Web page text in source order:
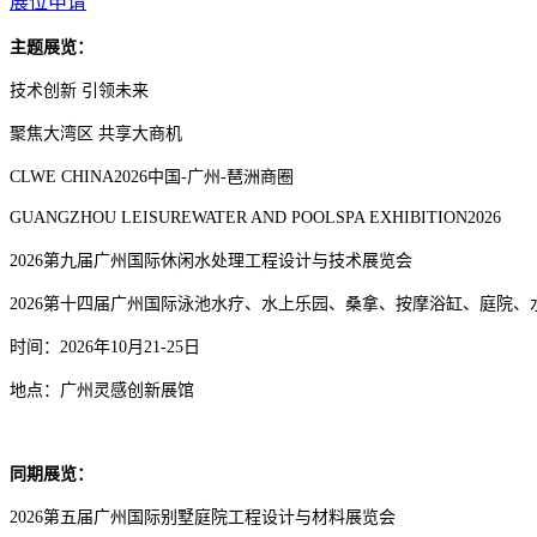
主题展览：
技术创新 引领未来
聚焦大湾区 共享大商机
CLWE CHINA2026中国-广州-琶洲商圈
GUANGZHOU LEISUREWATER AND POOLSPA EXHIBITION2026
2026第九届广州国际休闲水处理工程设计与技术展览会
2026第十四届广州国际泳池水疗、水上乐园、桑拿、按摩浴缸、庭院
时间：2026年10月21-25日
地点：广州灵感创新展馆
同期展览：
2026第五届广州国际别墅庭院工程设计与材料展览会